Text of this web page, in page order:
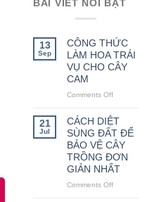
BÀI VIẾT NỔI BẬT
13
Sep
CÔNG THỨC
LÀM HOA TRÁI
VỤ CHO CÂY
CAM
Comments Off
THỨC
LÀM
HOA
TRÁI
VỤ
CHO
21
Jul
CÁCH DIỆT
SÙNG ĐẤT ĐỂ
BẢO VỆ CÂY
TRỒNG ĐƠN
GIẢN NHẤT
Comments Off